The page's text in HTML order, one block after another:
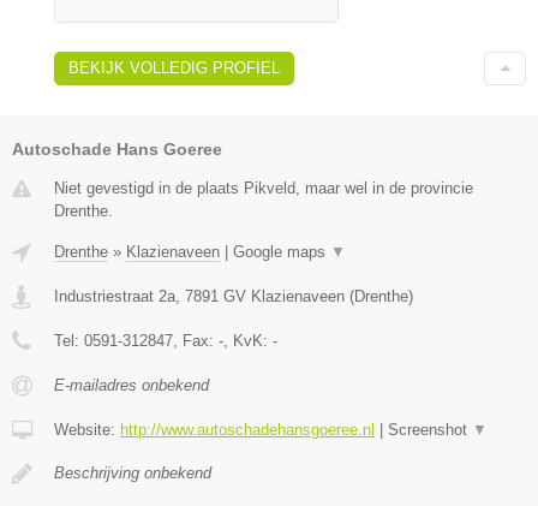
BEKIJK VOLLEDIG PROFIEL
Autoschade Hans Goeree
Niet gevestigd in de plaats Pikveld, maar wel in de provincie
Drenthe.
Drenthe » Klazienaveen | Google maps ▼
Industriestraat 2a 7891 GV Klazienaveen (Drenthe)
Tel: 0591-312847 , Fax: - , KvK: -
E-mailadres onbekend
Website: http://www.autoschadehansgoeree.nl | Screenshot ▼
Beschrijving onbekend